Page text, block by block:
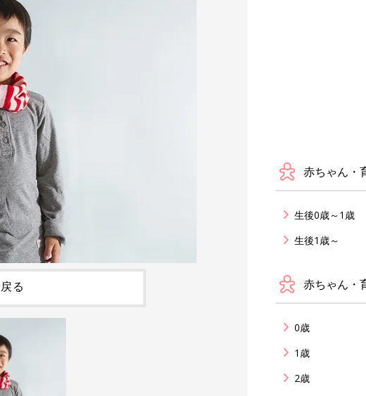
る
赤ちゃん・
生後0歳～1歳
生後1歳～
赤ちゃん・
0歳
1歳
2歳